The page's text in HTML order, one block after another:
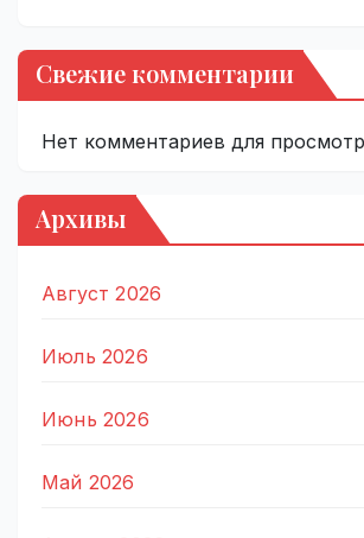
Свежие комментарии
Нет комментариев для
Архивы
Август 2026
Июль 2026
Июнь 2026
Май 2026